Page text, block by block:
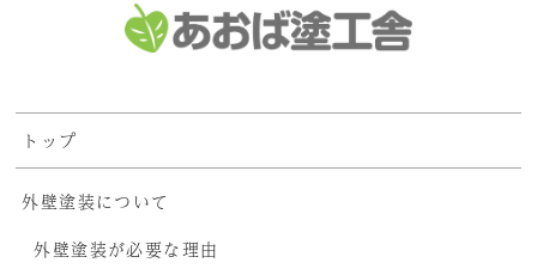
トップ
外壁塗装について
外壁塗装が必要な理由